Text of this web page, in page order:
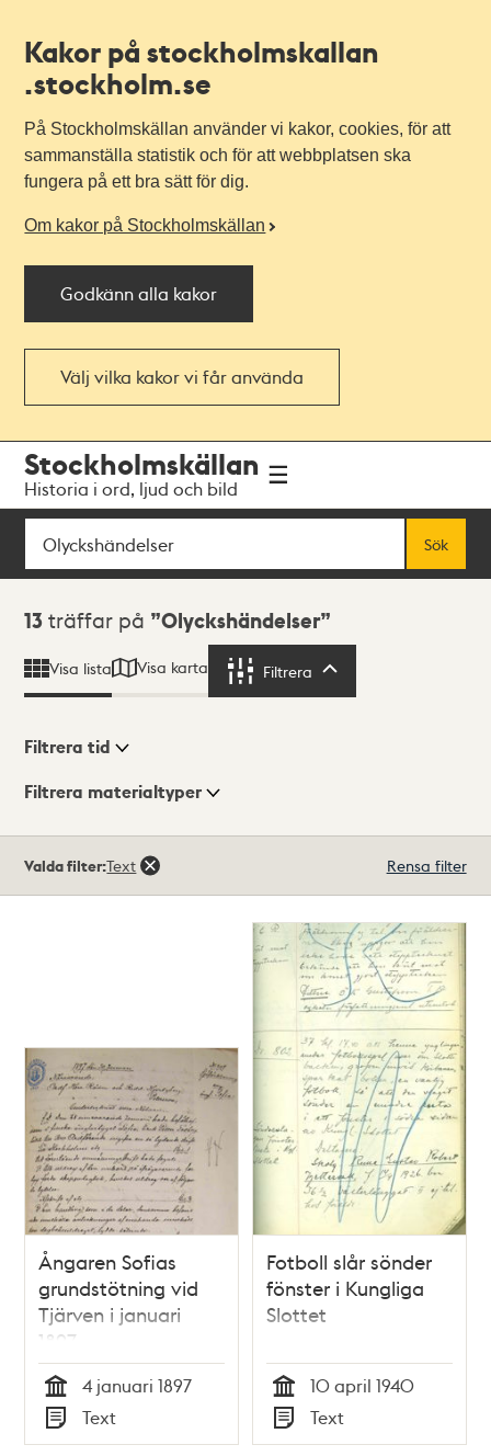
Kakor på stockholmskallan
.stockholm.se
På Stockholmskällan använder vi kakor, cookies, för att
sammanställa statistik och för att webbplatsen ska
fungera på ett bra sätt för dig.
Om kakor på Stockholmskällan
Godkänn alla kakor
Välj vilka kakor vi får använda
navigationen
huvudinnehållet
Stockholmskällan
Historia i ord, ljud och bild
Sök
Sök
Sökresultat
13 träffar på Olyckshändelser
Visa lista Visa karta Filtrera
Visningsläge
Filtrera tid
Filtrera materialtyper
träffar
Valda filter:Text Rensa filter
Ångaren Sofias
grundstötning vid
Tjärven i januari
1897
Tid
4 januari 1897
Typ
Text
Fotboll slår sönder
fönster i Kungliga
Slottet
Tid
10 april 1940
Typ
Text